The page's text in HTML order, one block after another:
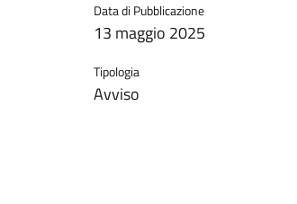
Data di Pubblicazione
13 maggio 2025
Tipologia
Avviso